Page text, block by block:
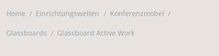
Home Einrichtungswelten Konferenzmöbel
Glassboards Glassboard Active Work